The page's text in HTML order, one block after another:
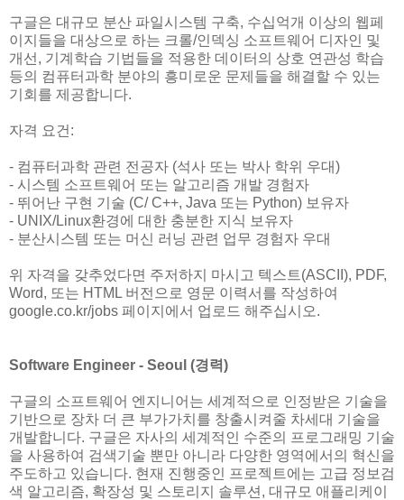
구글은 대규모 분산 파일시스템 구축, 수십억개 이상의 웹페
이지들을 대상으로 하는 크롤/인덱싱 소프트웨어 디자인 및
개선, 기계학습 기법들을 적용한 데이터의 상호 연관성 학습
등의 컴퓨터과학 분야의 흥미로운 문제들을 해결할 수 있는
기회를 제공합니다.
자격 요건:
- 컴퓨터과학 관련 전공자 (석사 또는 박사 학위 우대)
- 시스템 소프트웨어 또는 알고리즘 개발 경험자
- 뛰어난 구현 기술 (C/ C++, Java 또는 Python) 보유자
- UNIX/Linux환경에 대한 충분한 지식 보유자
- 분산시스템 또는 머신 러닝 관련 업무 경험자 우대
위 자격을 갖추었다면 주저하지 마시고 텍스트(ASCII), PDF,
Word, 또는 HTML 버전으로 영문 이력서를 작성하여
google.co.kr/jobs 페이지에서 업로드 해주십시오.
Software Engineer - Seoul (경력)
구글의 소프트웨어 엔지니어는 세계적으로 인정받은 기술을
기반으로 장차 더 큰 부가가치를 창출시켜줄 차세대 기술을
개발합니다. 구글은 자사의 세계적인 수준의 프로그래밍 기술
을 사용하여 검색기술 뿐만 아니라 다양한 영역에서의 혁신을
주도하고 있습니다. 현재 진행중인 프로젝트에는 고급 정보검
색 알고리즘, 확장성 및 스토리지 솔루션, 대규모 애플리케이